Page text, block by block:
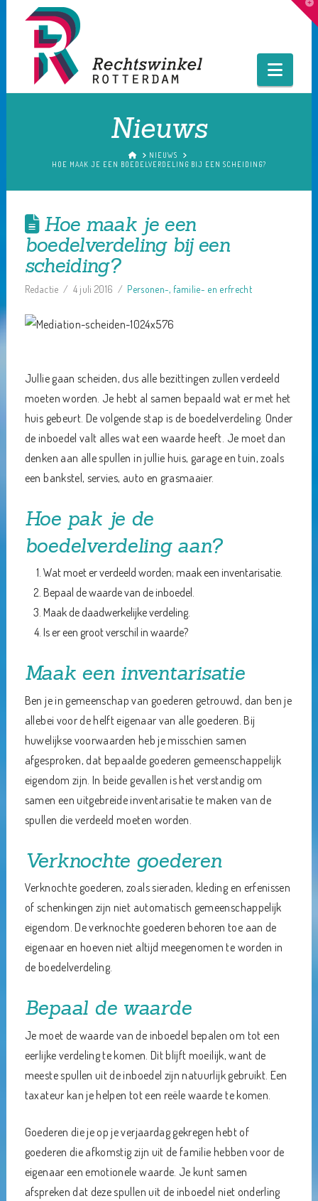
Nieuws
HOMENIEUWS
HOE MAAK JE EEN BOEDELVERDELING BIJ EEN SCHEIDING?
Hoe maak je een
boedelverdeling bij een
scheiding?
Redactie 4 juli 2016 Personen-, familie- en erfrecht
Jullie gaan scheiden, dus alle bezittingen zullen verdeeld
moeten worden. Je hebt al samen bepaald wat er met het
huis gebeurt. De volgende stap is de boedelverdeling. Onder
de inboedel valt alles wat een waarde heeft. Je moet dan
denken aan alle spullen in jullie huis, garage en tuin, zoals
een bankstel, servies, auto en grasmaaier.
Hoe pak je de
boedelverdeling aan?
Wat moet er verdeeld worden; maak een inventarisatie.
Bepaal de waarde van de inboedel.
Maak de daadwerkelijke verdeling.
Is er een groot verschil in waarde?
Maak een inventarisatie
Ben je in gemeenschap van goederen getrouwd, dan ben je
allebei voor de helft eigenaar van alle goederen. Bij
huwelijkse voorwaarden heb je misschien samen
afgesproken, dat bepaalde goederen gemeenschappelijk
eigendom zijn. In beide gevallen is het verstandig om
samen een uitgebreide inventarisatie te maken van de
spullen die verdeeld moeten worden.
Verknochte goederen
Verknochte goederen, zoals sieraden, kleding en erfenissen
of schenkingen zijn niet automatisch gemeenschappelijk
eigendom. De verknochte goederen behoren toe aan de
eigenaar en hoeven niet altijd meegenomen te worden in
de boedelverdeling.
Bepaal de waarde
Je moet de waarde van de inboedel bepalen om tot een
eerlijke verdeling te komen. Dit blijft moeilijk, want de
meeste spullen uit de inboedel zijn natuurlijk gebruikt. Een
taxateur kan je helpen tot een reële waarde te komen.
Goederen die je op je verjaardag gekregen hebt of
goederen die afkomstig zijn uit de familie hebben voor de
eigenaar een emotionele waarde. Je kunt samen
afspreken dat deze spullen uit de inboedel niet onderling